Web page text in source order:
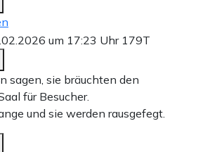
um 17:23 Uhr 179T
sagen, sie bräuchten den
für Besucher.
und sie werden rausgefegt.